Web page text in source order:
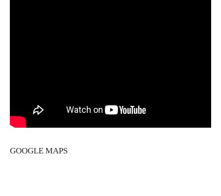
GOOGLE MAPS